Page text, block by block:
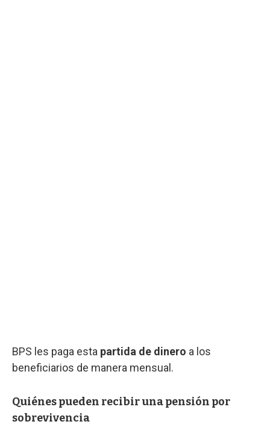
BPS les paga esta partida de dinero a los
beneficiarios de manera mensual.
Quiénes pueden recibir una pensión por
sobrevivencia